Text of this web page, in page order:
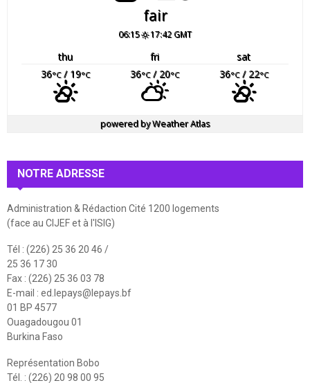
fair
06:15 17:42 GMT
thu fri
sat
36°C/ 19°C 36°C/ 20°C 36°C/ 22°C
powered byWeather Atlas
NOTRE ADRESSE
Administration & Rédaction Cité 1200 logements
(face au CIJEF et à l'ISIG)
Tél : (226) 25 36 20 46 /
25 36 17 30
Fax : (226) 25 36 03 78
E-mail : ed.lepays@lepays.bf
01 BP 4577
Ouagadougou 01
Burkina Faso
Représentation Bobo
Tél. : (226) 20 98 00 95